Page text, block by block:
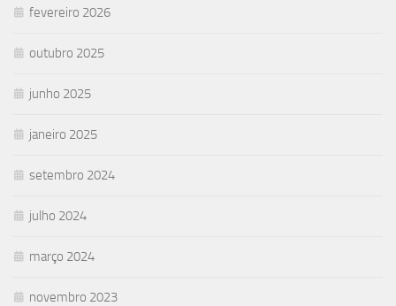
fevereiro 2026
outubro 2025
junho 2025
janeiro 2025
setembro 2024
julho 2024
março 2024
novembro 2023